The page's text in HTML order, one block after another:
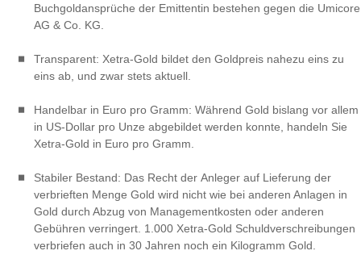
Buchgoldansprüche der Emittentin bestehen gegen die Umicore
AG & Co. KG.
Transparent: Xetra-Gold bildet den Goldpreis nahezu eins zu
eins ab, und zwar stets aktuell.
Handelbar in Euro pro Gramm: Während Gold bislang vor allem
in US-Dollar pro Unze abgebildet werden konnte, handeln Sie
Xetra-Gold in Euro pro Gramm.
Stabiler Bestand: Das Recht der Anleger auf Lieferung der
verbrieften Menge Gold wird nicht wie bei anderen Anlagen in
Gold durch Abzug von Managementkosten oder anderen
Gebühren verringert. 1.000 Xetra-Gold Schuldverschreibungen
verbriefen auch in 30 Jahren noch ein Kilogramm Gold.